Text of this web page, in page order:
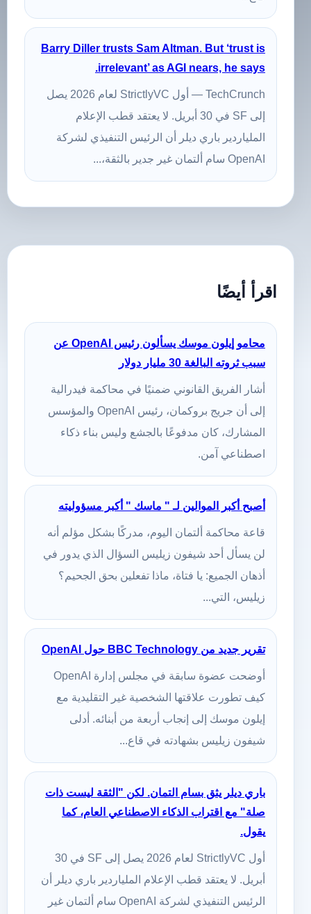
Barry Diller trusts Sam Altman. But ‘trust is
irrelevant’ as AGI nears, he says.
TechCrunch — أول StrictlyVC لعام 2026 يصل
إلى SF في 30 أبريل. لا يعتقد قطب الإعلام
الملياردير باري ديلر أن الرئيس التنفيذي لشركة
OpenAI سام ألتمان غير جدير بالثقة،...
اقرأ أيضًا
محامو إيلون موسك يسألون رئيس OpenAI عن
سبب ثروته البالغة 30 مليار دولار
أشار الفريق القانوني ضمنيًا في محاكمة فيدرالية
إلى أن جريج بروكمان، رئيس OpenAI والمؤسس
المشارك، كان مدفوعًا بالجشع وليس بناء ذكاء
اصطناعي آمن.
أصبح أكبر الموالين لـ " ماسك " أكبر مسؤوليته
قاعة محاكمة ألتمان اليوم، مدركًا بشكل مؤلم أنه
لن يسأل أحد شيفون زيليس السؤال الذي يدور في
أذهان الجميع: يا فتاة، ماذا تفعلين بحق الجحيم؟
زيليس، التي...
تقرير جديد من BBC Technology حول OpenAI
أوضحت عضوة سابقة في مجلس إدارة OpenAI
كيف تطورت علاقتها الشخصية غير التقليدية مع
إيلون موسك إلى إنجاب أربعة من أبنائه. أدلى
شيفون زيليس بشهادته في قاع...
باري ديلر يثق بسام التمان. لكن "الثقة ليست ذات
صلة" مع اقتراب الذكاء الاصطناعي العام، كما
يقول.
أول StrictlyVC لعام 2026 يصل إلى SF في 30
أبريل. لا يعتقد قطب الإعلام الملياردير باري ديلر أن
الرئيس التنفيذي لشركة OpenAI سام ألتمان غير